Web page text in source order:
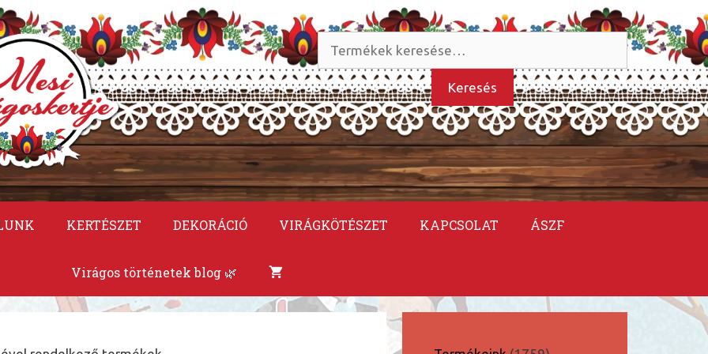
Keresés
a
következőre:
Keresés
KERTÉSZET DEKORÁCIÓ VIRÁGKÖTÉSZET KAPCSOLAT ÁSZF
Virágos történetek blog 🌿